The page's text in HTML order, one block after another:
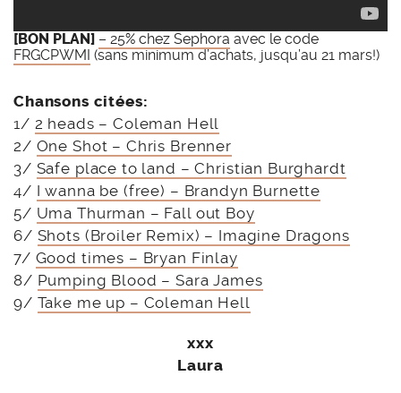
[BON PLAN] – 25% chez Sephora avec le code
FRGCPWMI (sans minimum d’achats, jusqu’au 21 mars!)
Chansons citées:
1/ 2 heads – Coleman Hell
2/ One Shot – Chris Brenner
3/ Safe place to land – Christian Burghardt
4/ I wanna be (free) – Brandyn Burnette
5/ Uma Thurman – Fall out Boy
6/ Shots (Broiler Remix) – Imagine Dragons
7/ Good times – Bryan Finlay
8/ Pumping Blood – Sara James
9/ Take me up – Coleman Hell
xxx
Laura